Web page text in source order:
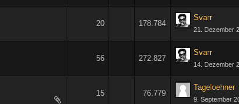
20 178.784
Svarr
21. Dezember
56 272.827
Svarr
14. Dezember
15 76.779
Tageloehner
9. September